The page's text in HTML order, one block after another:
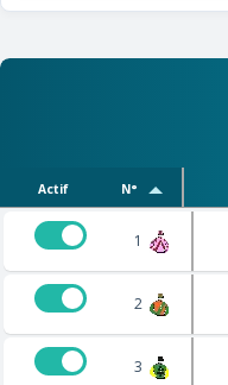
Actif N°
1
2
3